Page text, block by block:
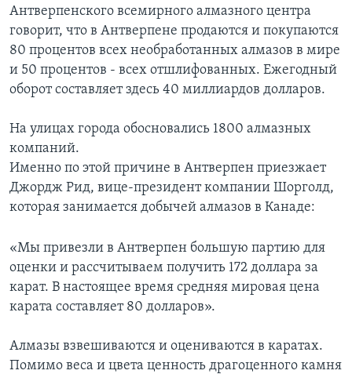
Антверпенского всемирного алмазного центра
говорит, что в Антверпене продаются и покупаются
80 процентов всех необработанных алмазов в мире
и 50 процентов - всех отшлифованных. Ежегодный
оборот составляет здесь 40 миллиардов долларов.
На улицах города обосновались 1800 алмазных
компаний.
Именно по этой причине в Антверпен приезжает
Джордж Рид, вице-президент компании Шорголд,
которая занимается добычей алмазов в Канаде:
«Мы привезли в Антверпен большую партию для
оценки и рассчитываем получить 172 доллара за
карат. В настоящее время средняя мировая цена
карата составляет 80 долларов».
Алмазы взвешиваются и оцениваются в каратах.
Помимо веса и цвета ценность драгоценного камня